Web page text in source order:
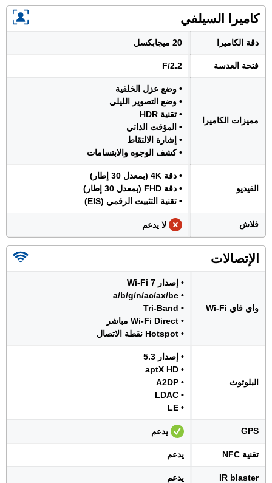
كاميرا السيلفي
دقة الكاميرا 20 ميجابكسل
فتحة العدسة F/2.2
مميزات الكاميرا
• وضع عزل الخلفية
• وضع التصوير الليلي
• تقنية HDR
• المؤقت الذاتي
• إشارة الالتقاط
• كشف الوجوه والابتسامات
الفيديو
• دقة 4K (بمعدل 30 إطار)
• دقة FHD (بمعدل 30 إطار)
• تقنية التثبيت الرقمي (EIS)
فلاش لا يدعم
الإتصالات
واي فاي Wi-Fi
• إصدار Wi-Fi 7
• a/b/g/n/ac/ax/be
• Tri-Band
• Wi-Fi Direct مباشر
• Hotspot نقطة الاتصال
البلوتوث
• إصدار 5.3
• aptX HD
• A2DP
• LDAC
• LE
GPS يدعم
تقنية NFC يدعم
IR blaster يدعم